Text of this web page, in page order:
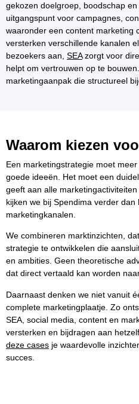
gekozen doelgroep, boodschap
uitgangspunt voor campagnes,
waaronder een content marketing
versterken verschillende kanalen
bezoekers aan, SEAzorgt voor
helpt om vertrouwen op te
marketingaanpak die structureel
Waarom kiezen
Een marketingstrategie moet
goede ideeën. Het moet een
geeft aan alle
kijken we bij Spendima verder
marketingkanalen.
We combineren marktinzichten,
strategie te ontwikkelen die
en ambities. Geen theoretische
dat direct vertaald kan worden
Daarnaast denken we niet vanuit
complete marketingplaatje. Zo
SEA, social media, content en
versterken en bijdragen aan
deze cases je waardevolle
succes.